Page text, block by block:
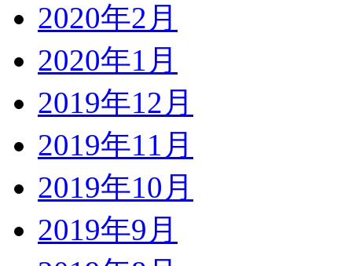
2020年2月
2020年1月
2019年12月
2019年11月
2019年10月
2019年9月